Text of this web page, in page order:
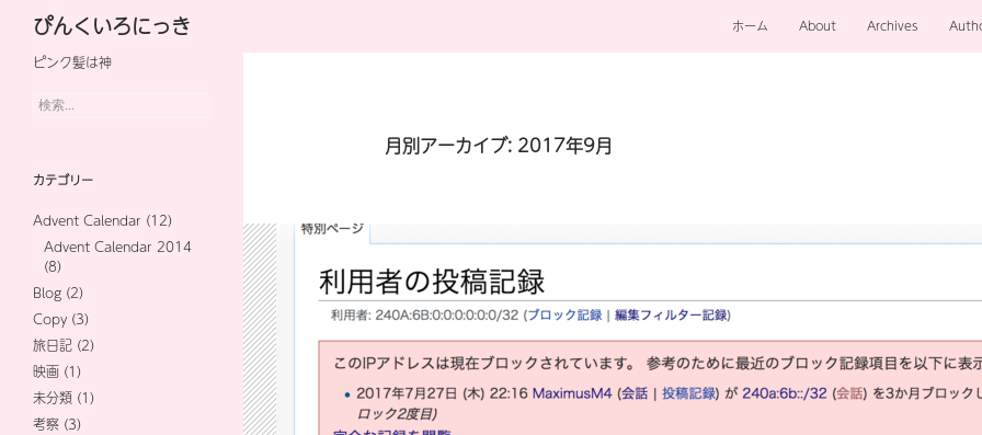
ぴんくいろにっき ホーム About Archives
月別アーカイブ: 2017年9月
ピンク髪は神
検
カテゴリー
Advent Calendar (12)
Advent Calendar 2014
(8)
Blog (2)
Copy (3)
旅日記 (2)
映画 (1)
未分類 (1)
考察 (3)